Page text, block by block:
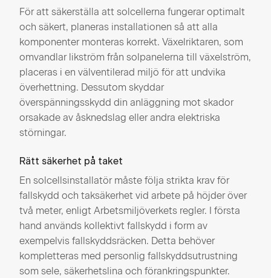
För att säkerställa att solcellerna fungerar optimalt
och säkert, planeras installationen så att alla
komponenter monteras korrekt. Växelriktaren, som
omvandlar likström från solpanelerna till växelström,
placeras i en välventilerad miljö för att undvika
överhettning. Dessutom skyddar
överspänningsskydd din anläggning mot skador
orsakade av åsknedslag eller andra elektriska
störningar.
Rätt säkerhet på taket
En solcellsinstallatör måste följa strikta krav för
fallskydd och taksäkerhet vid arbete på höjder över
två meter, enligt Arbetsmiljöverkets regler. I första
hand används kollektivt fallskydd i form av
exempelvis fallskyddsräcken. Detta behöver
kompletteras med personlig fallskyddsutrustning
som sele, säkerhetslina och förankringspunkter.